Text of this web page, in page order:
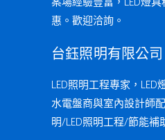
惠。歡迎洽詢。
台鈺照明有限公司
LED照明工程專家，
水電盤商與室內設計師
明/LED照明工程/節能補